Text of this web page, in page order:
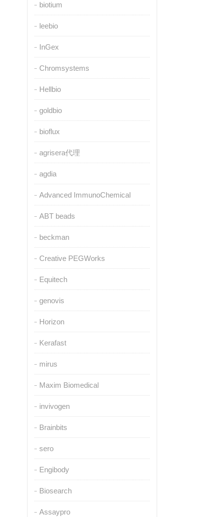
biotium
leebio
InGex
Chromsystems
Hellbio
goldbio
bioflux
agrisera代理
agdia
Advanced ImmunoChemical
ABT beads
beckman
Creative PEGWorks
Equitech
genovis
Horizon
Kerafast
mirus
Maxim Biomedical
invivogen
Brainbits
sero
Engibody
Biosearch
Assaypro